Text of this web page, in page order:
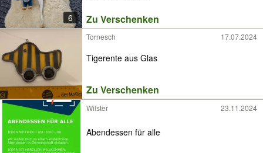
6 Zu Verschenken
Tornesch 17.07.2024
Tigerente aus Glas
Zu Verschenken
Wilster 23.11.2024
Abendessen für alle